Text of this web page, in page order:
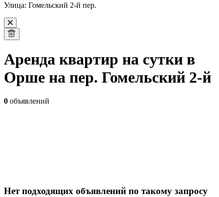
Улица: Гомельский 2-й пер.
Аренда квартир на сутки в
Орше на пер. Гомельский 2-й
0 объявлений
Нет подходящих объявлений по такому запросу